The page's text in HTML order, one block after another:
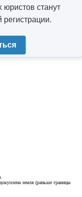
юристов станут
земля (раньше границы